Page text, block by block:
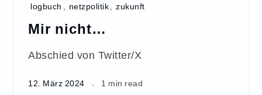
logbuch netzpolitik zukunft
Mir nicht…
Abschied von Twitter/X
12. März 2024 1 min read